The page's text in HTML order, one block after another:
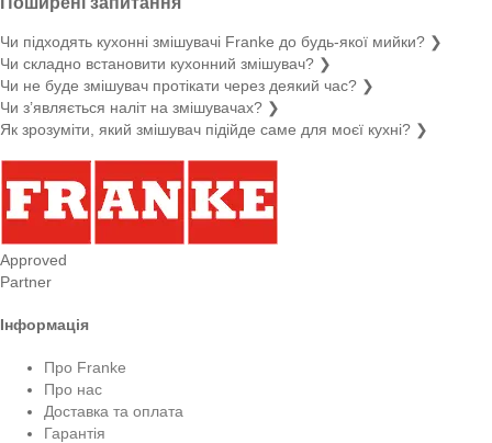
Чи підходять кухонні змішувачі Franke до будь-якої мийки? ❯
Чи складно встановити кухонний змішувач? ❯
Чи не буде змішувач протікати через деякий час? ❯
Чи з’являється наліт на змішувачах? ❯
Як зрозуміти, який змішувач підійде саме для моєї кухні? ❯
Approved
Partner
Інформація
Про Franke
Про нас
Доставка та оплата
Гарантія